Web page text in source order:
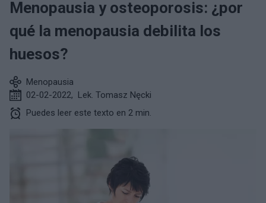
Menopausia y osteoporosis: ¿por
qué la menopausia debilita los
huesos?
Menopausia
02-02-2022, Lek. Tomasz Nęcki
Puedes leer este texto en 2 min.